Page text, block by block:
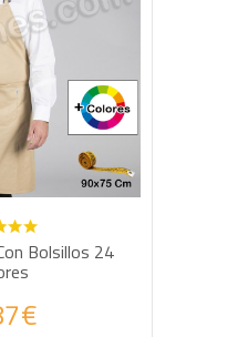
Bolsillos 24